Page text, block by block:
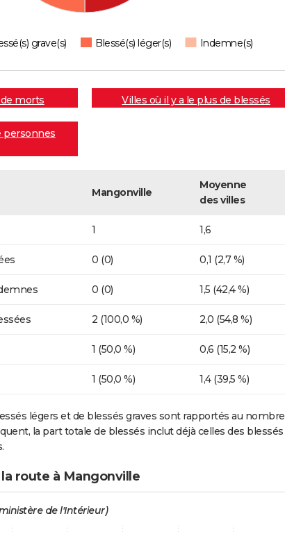
grave(s) Blessé(s) léger(s) Indemne(s)
de morts Villes où il y a le plus de blessés
personnes
Mangonville
Moyenne
des villes
1 1,6
0 (0) 0,1 (2,7 %)
0 (0) 1,5 (42,4 %)
2 (100,0 %) 2,0 (54,8 %)
1 (50,0 %) 0,6 (15,2 %)
1 (50,0 %) 1,4 (39,5 %)
légers et de blessés graves sont rapportés au nombre
la part totale de blessés inclut déjà celles des blessés
route à Mangonville
de l'Intérieur)